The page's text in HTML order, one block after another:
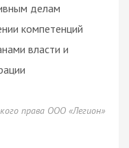
делам
компетенций
власти и
права ООО «Легион»